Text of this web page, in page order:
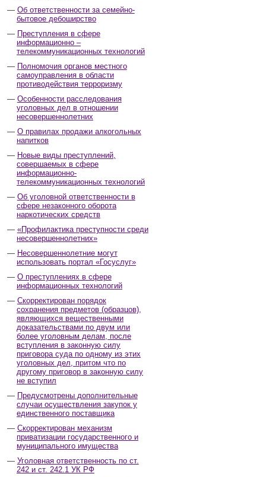
Об ответственности за семейно-
бытовое дебоширство
Преступления в сфере
информационно –
телекоммуникационных технологий
Полномочия органов местного
самоуправления в области
противодействия терроризму
Особенности расследования
уголовных дел в отношении
несовершеннолетних
О правилах продажи алкогольных
напитков
Новые виды преступлений,
совершаемых в сфере
информационно-
телекоммуникационных технологий
Об уголовной ответственности в
сфере незаконного оборота
наркотических средств
«Профилактика преступности среди
несовершеннолетних»
Несовершеннолетние могут
использовать портал «Госуслуг»
О преступлениях в сфере
информационных технологий
Скорректирован порядок
сохранения предметов (образцов),
являющихся вещественными
доказательствами по двум или
более уголовным делам, после
вступления в законную силу
приговора суда по одному из этих
уголовных дел, притом что по
другому приговор в законную силу
не вступил
Предусмотрены дополнительные
случаи осуществления закупок у
единственного поставщика
Скорректирован механизм
приватизации государственного и
муниципального имущества
Уголовная ответственность по ст.
242 и ст. 242.1 УК РФ